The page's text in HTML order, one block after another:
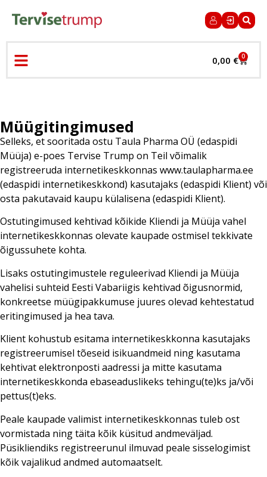
0,00 € 0
Müügitingimused
Selleks, et sooritada ostu Taula Pharma OÜ (edaspidi
Müüja) e-poes Tervise Trump on Teil võimalik
registreeruda internetikeskkonnas www.taulapharma.ee
(edaspidi internetikeskkond) kasutajaks (edaspidi Klient) või
osta pakutavaid kaupu külalisena (edaspidi Klient).
Ostutingimused kehtivad kõikide Kliendi ja Müüja vahel
internetikeskkonnas olevate kaupade ostmisel tekkivate
õigussuhete kohta.
Lisaks ostutingimustele reguleerivad Kliendi ja Müüja
vahelisi suhteid Eesti Vabariigis kehtivad õigusnormid,
konkreetse müügipakkumuse juures olevad kehtestatud
eritingimused ja hea tava.
Klient kohustub esitama internetikeskkonna kasutajaks
registreerumisel tõeseid isikuandmeid ning kasutama
kehtivat elektronposti aadressi ja mitte kasutama
internetikeskkonda ebaseaduslikeks tehingu(te)ks ja/või
pettus(t)eks.
Peale kaupade valimist internetikeskkonnas tuleb ost
vormistada ning täita kõik küsitud andmeväljad.
Püsikliendiks registreerunul ilmuvad peale sisselogimist
kõik vajalikud andmed automaatselt.